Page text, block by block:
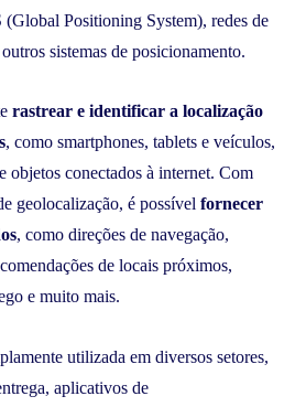
(Global Positioning System), redes de
sistemas de posicionamento.
rastrear e identificar a localização
, como smartphones, tablets e veículos,
objetos conectados à internet. Com
geolocalização, é possível fornecer
, como direções de navegação,
de locais próximos,
e muito mais.
utilizada em diversos setores,
aplicativos de